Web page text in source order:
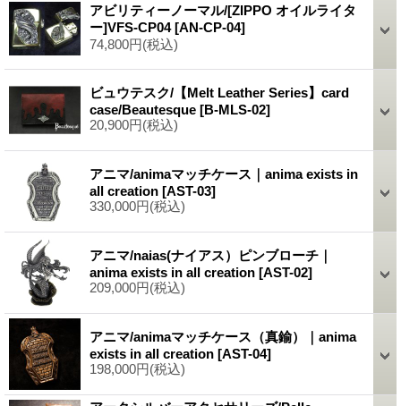
アビリティーノーマル/[ZIPPO オイルライタ
ー]VFS-CP04[AN-CP-04]
74,800円(税込)
ビュウテスク/【Melt Leather Series】card
case/Beautesque [B-MLS-02]
20,900円(税込)
アニマ/animaマッチケース｜anima exists in
all creation [AST-03]
330,000円(税込)
アニマ/naias(ナイアス）ピンブローチ｜
anima exists in all creation [AST-02]
209,000円(税込)
アニマ/animaマッチケース（真鍮）｜anima
exists in all creation [AST-04]
198,000円(税込)